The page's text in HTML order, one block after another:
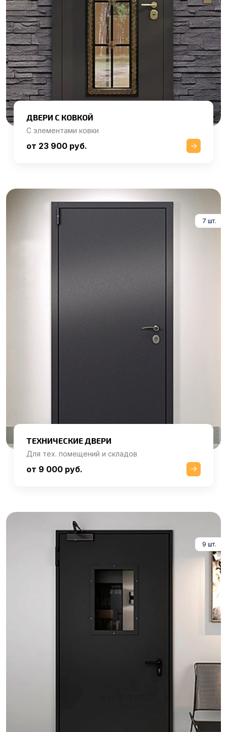
ДВЕРИ С КОВКОЙ
С элементами ковки
от 23 900 руб.
7 шт.
ТЕХНИЧЕСКИЕ ДВЕРИ
Для тех. помещений и складов
от 9 000 руб.
9 шт.